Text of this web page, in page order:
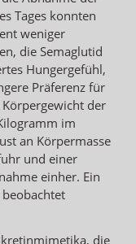
Tages konnten
weniger
die Semaglutid
Hungergefühl,
Präferenz für
der
im
an Körpermasse
und einer
einher. Ein
die